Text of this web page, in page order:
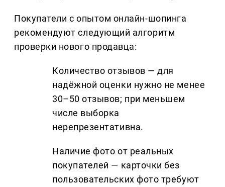
Покупатели с опытом онлайн-шопинга
рекомендуют следующий алгоритм
проверки нового продавца:
Количество отзывов — для
надёжной оценки нужно не менее
30–50 отзывов; при меньшем
числе выборка
нерепрезентативна.
Наличие фото от реальных
покупателей — карточки без
пользовательских фото требуют